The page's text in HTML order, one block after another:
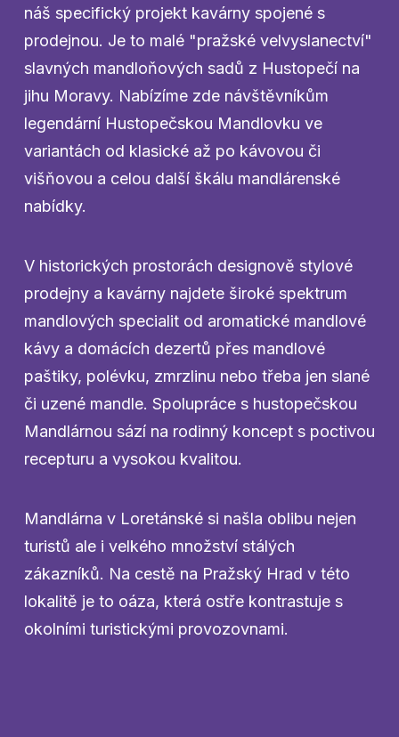
náš specifický projekt kavárny spojené s
prodejnou. Je to malé "pražské velvyslanectví"
slavných mandloňových sadů z Hustopečí na
jihu Moravy. Nabízíme zde návštěvníkům
legendární Hustopečskou Mandlovku ve
variantách od klasické až po kávovou či
višňovou a celou další škálu mandlárenské
nabídky.
V historických prostorách designově stylové
prodejny a kavárny najdete široké spektrum
mandlových specialit od aromatické mandlové
kávy a domácích dezertů přes mandlové
paštiky, polévku, zmrzlinu nebo třeba jen slané
či uzené mandle. Spolupráce s hustopečskou
Mandlárnou sází na rodinný koncept s poctivou
recepturu a vysokou kvalitou.
Mandlárna v Loretánské si našla oblibu nejen
turistů ale i velkého množství stálých
zákazníků. Na cestě na Pražský Hrad v této
lokalitě je to oáza, která ostře kontrastuje s
okolními turistickými provozovnami.